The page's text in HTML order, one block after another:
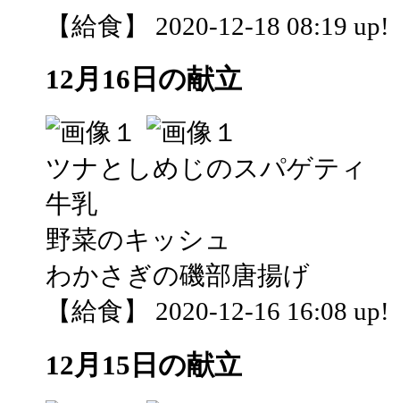
【給食】 2020-12-18 08:19 up!
12月16日の献立
ツナとしめじのスパゲティ
牛乳
野菜のキッシュ
わかさぎの磯部唐揚げ
【給食】 2020-12-16 16:08 up!
12月15日の献立